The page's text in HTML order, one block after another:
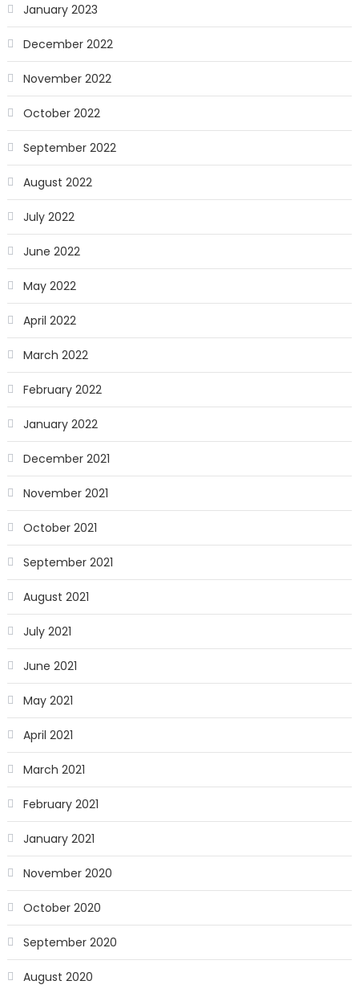
January 2023
December 2022
November 2022
October 2022
September 2022
August 2022
July 2022
June 2022
May 2022
April 2022
March 2022
February 2022
January 2022
December 2021
November 2021
October 2021
September 2021
August 2021
July 2021
June 2021
May 2021
April 2021
March 2021
February 2021
January 2021
November 2020
October 2020
September 2020
August 2020